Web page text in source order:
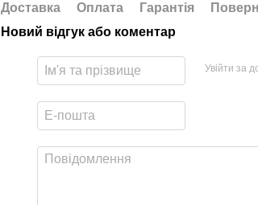
Доставка Оплата Гарантія
Новий відгук або коментар
Увійти за